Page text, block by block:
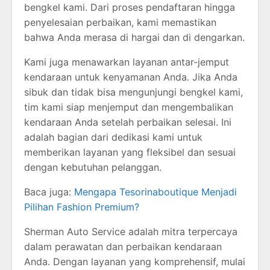
bengkel kami. Dari proses pendaftaran hingga
penyelesaian perbaikan, kami memastikan
bahwa Anda merasa di hargai dan di dengarkan.
Kami juga menawarkan layanan antar-jemput
kendaraan untuk kenyamanan Anda. Jika Anda
sibuk dan tidak bisa mengunjungi bengkel kami,
tim kami siap menjemput dan mengembalikan
kendaraan Anda setelah perbaikan selesai. Ini
adalah bagian dari dedikasi kami untuk
memberikan layanan yang fleksibel dan sesuai
dengan kebutuhan pelanggan.
Baca juga: Mengapa Tesorinaboutique Menjadi
Pilihan Fashion Premium?
Sherman Auto Service adalah mitra terpercaya
dalam perawatan dan perbaikan kendaraan
Anda. Dengan layanan yang komprehensif, mulai